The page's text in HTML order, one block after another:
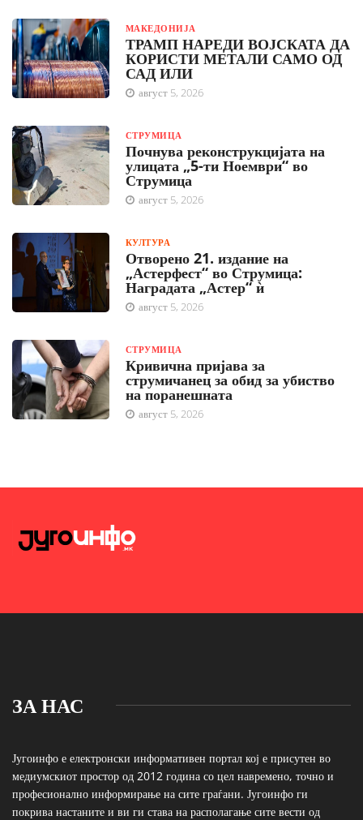
МАКЕДОНИЈА
ТРАМП НАРЕДИ ВОЈСКАТА ДА
КОРИСТИ МЕТАЛИ САМО ОД
САД ИЛИ
август 5, 2026
СТРУМИЦА
Почнува реконструкцијата на
улицата „5-ти Ноември“ во
Струмица
август 5, 2026
КУЛТУРА
Отворено 21. издание на
„Астерфест“ во Струмица:
Наградата „Астер“ ѝ
август 5, 2026
СТРУМИЦА
Кривична пријава за
струмичанец за обид за убиство
на поранешната
август 5, 2026
ЗА НАС
Југоинфо е електронски информативен портал кој е присутен во
медиумскиот простор од 2012 година со цел навремено, точно и
професионално информирање на сите граѓани. Југоинфо ги
покрива настаните и ви ги става на располагање сите вести од